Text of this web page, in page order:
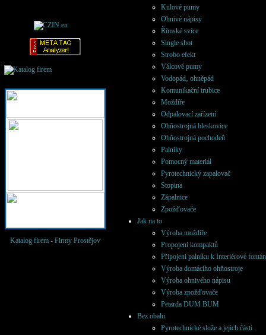
Katalog firem - Firmy Prostějov
Kulové pumy
Ohnivé nápisy
Římské svíce
Single shot
Strobo efekt
Válcové pumy
Vodopád‚ ohněpád
Komunikační trubice
Moždíře
Odpalovací zařízení
Ohňostrojná bleskovice
Ohňostrojná pochodeň
Palníky
Pomocný materiál
Pyrotechnický zapalovač
Stopina
Zápalnice
Zpožďovače
Jak na to
Výroba moždíře
Propojení kompaktů
Připojení palníku k Interiérové
Výroba domácího ohňostroje
Výroba ohnivého nápisu
Výroba zpožďovače
Petarda DUM BUM
Bez obalu
Pyrotechnické slože a jejich části